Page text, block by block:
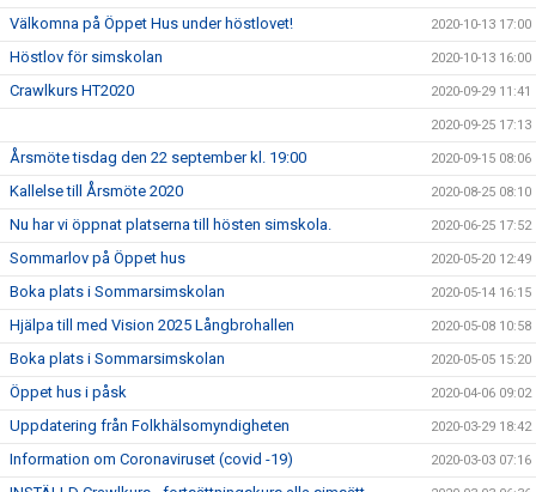
Välkomna på Öppet Hus under höstlovet! 2020-10-13 17:00
Höstlov för simskolan 2020-10-13 16:00
Crawlkurs HT2020 2020-09-29 11:41
2020-09-25 17:13
Årsmöte tisdag den 22 september kl. 19:00 2020-09-15 08:06
Kallelse till Årsmöte 2020 2020-08-25 08:10
Nu har vi öppnat platserna till hösten simskola. 2020-06-25 17:52
Sommarlov på Öppet hus 2020-05-20 12:49
Boka plats i Sommarsimskolan 2020-05-14 16:15
Hjälpa till med Vision 2025 Långbrohallen 2020-05-08 10:58
Boka plats i Sommarsimskolan 2020-05-05 15:20
Öppet hus i påsk 2020-04-06 09:02
Uppdatering från Folkhälsomyndigheten 2020-03-29 18:42
Information om Coronaviruset (covid -19) 2020-03-03 07:16